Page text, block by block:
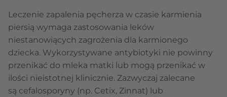
Leczenie zapalenia pęcherza w czasie karmienia
piersią wymaga zastosowania leków
niestanowiących zagrożenia dla karmionego
dziecka. Wykorzystywane antybiotyki nie powinny
przenikać do mleka matki lub mogą przenikać w
ilości nieistotnej klinicznie. Zazwyczaj zalecane
są cefalosporyny (np. Cetix, Zinnat) lub